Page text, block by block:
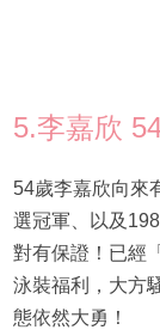
5.李嘉欣
54歲李嘉欣向來
選冠軍、以及
對有保證！已經
泳裝福利，大方
態依然大勇！